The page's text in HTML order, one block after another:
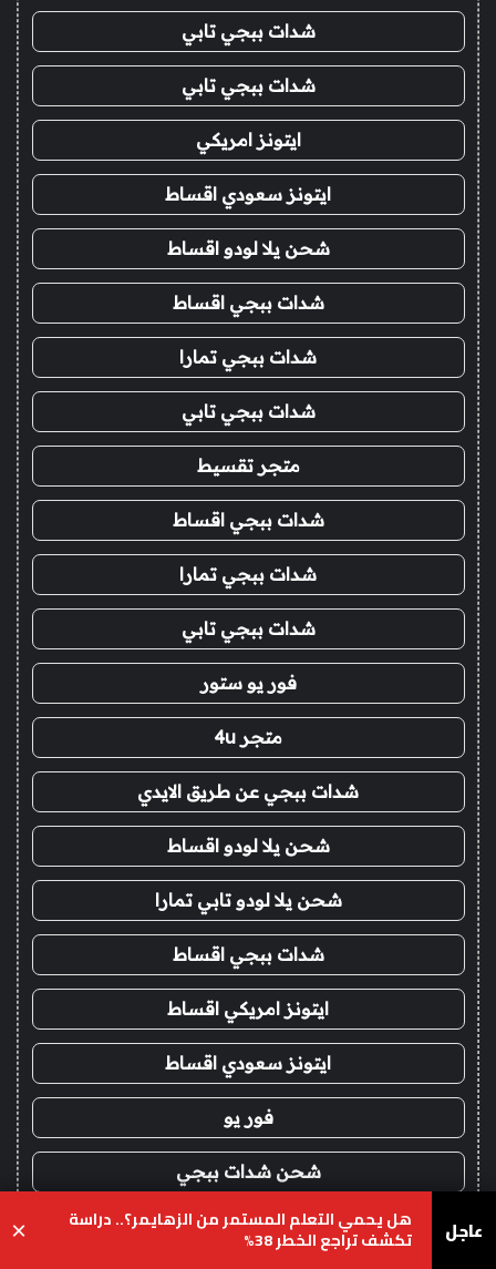
شدات ببجي تابي
شدات ببجي تابي
ايتونز امريكي
ايتونز سعودي اقساط
شحن يلا لودو اقساط
شدات ببجي اقساط
شدات ببجي تمارا
شدات ببجي تابي
متجر تقسيط
شدات ببجي اقساط
شدات ببجي تمارا
شدات ببجي تابي
فور يو ستور
متجر 4u
شدات ببجي عن طريق الايدي
شحن يلا لودو اقساط
شحن يلا لودو تابي تمارا
شدات ببجي اقساط
ايتونز امريكي اقساط
ايتونز سعودي اقساط
فور يو
شحن شدات ببجي
شدات ببجي عن طريق الايدي عاجل هل يحمي التعلم المستمر من الزهايمر؟.. دراسة
تكشف تراجع الخطر 38% ×